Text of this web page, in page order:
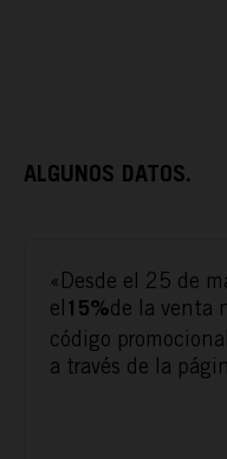
ALGUNOS DATOS.
«Desde el 25 de
el 15%de la venta
código
a través de la